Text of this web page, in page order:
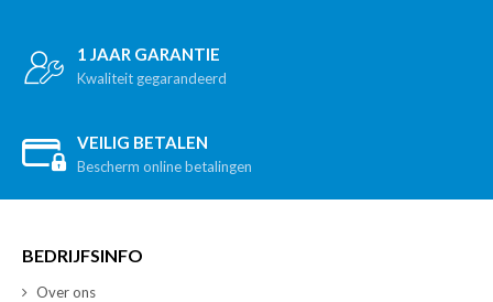
1 JAAR GARANTIE
Kwaliteit gegarandeerd
VEILIG BETALEN
Bescherm online betalingen
BEDRIJFSINFO
Over ons